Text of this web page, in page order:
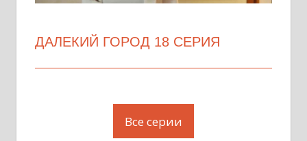
ДАЛЕКИЙ ГОРОД 18 СЕРИЯ
Все серии